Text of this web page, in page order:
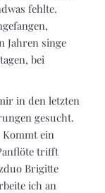
fehlte.
Jahren singe
bei
in den letzten
gesucht.
Kommt ein
trifft
Brigitte
ich an